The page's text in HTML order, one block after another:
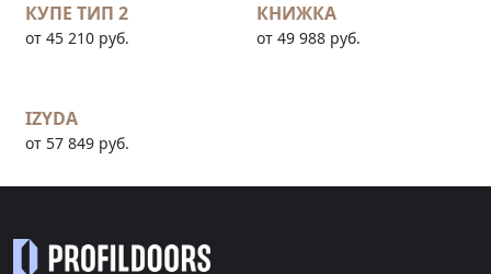
КУПЕ ТИП 2
от 45 210 руб.
КНИЖКА
от 49 988 руб.
IZYDA
от 57 849 руб.